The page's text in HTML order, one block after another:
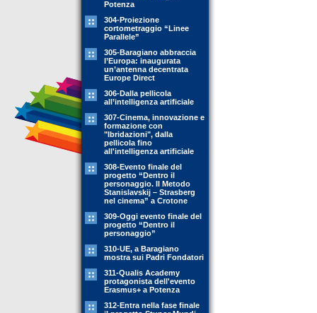
Potenza
304-Proiezione
cortometraggio “Linee
Parallele”
305-Baragiano abbraccia
l’Europa: inaugurata
un’antenna decentrata
Europe Direct
306-Dalla pellicola
all’intelligenza artificiale
307-Cinema, innovazione e
formazione con
"Ibridazioni", dalla
pellicola fino
all'intelligenza artificiale
308-Evento finale del
progetto “Dentro il
personaggio. Il Metodo
Stanislavskij – Strasberg
nel cinema” a Crotone
309-Oggi evento finale del
progetto “Dentro il
personaggio”
310-UE, a Baragiano
mostra sui Padri Fondatori
311-Qualis Academy
protagonista dell'evento
Erasmus+ a Potenza
312-Entra nella fase finale